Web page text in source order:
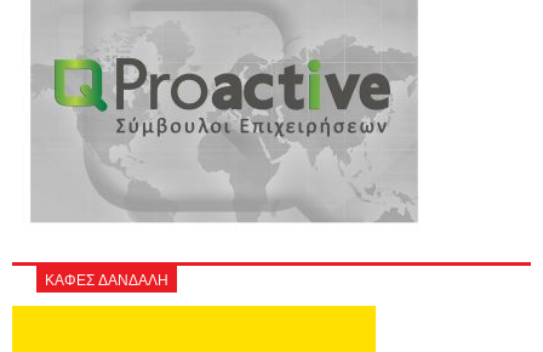
ΚΑΦΕΣ ΔΑΝΔΑΛΗ